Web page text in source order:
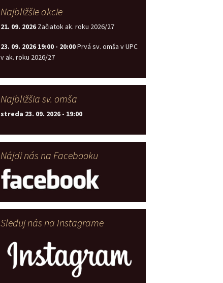
Najbližšie akcie
21. 09. 2026 Začiatok ak. roku 2026/27
23. 09. 2026 19:00 - 20:00Prvá sv. omša v UPC
v ak. roku 2026/27
Najbližšia sv. omša
streda 23. 09. 2026 - 19:00
Nájdi nás na Facebooku
Sleduj nás na Instagrame